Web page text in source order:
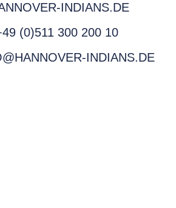
INDIANS.DE
(0)511 300 200 10
INDIANS.DE